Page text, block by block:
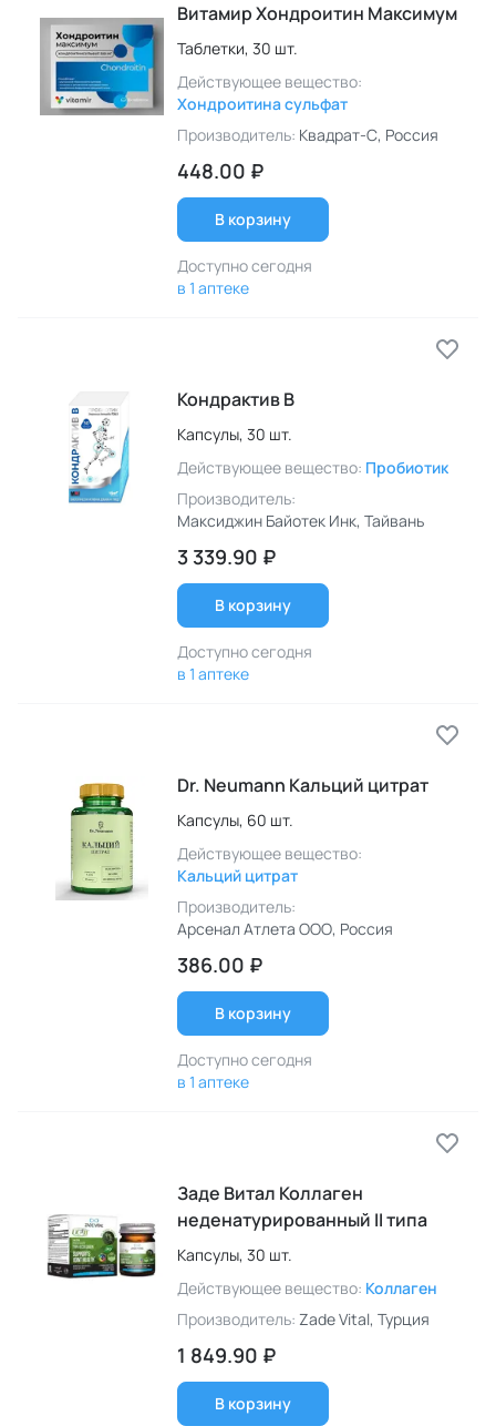
Витамир Хондроитин Максимум
Таблетки, 30 шт.
Действующее вещество:
Хондроитина сульфат
Производитель: Квадрат-С, Россия
448.00 ₽
В корзину
Доступно сегодня
в 1 аптеке
Кондрактив В
Капсулы, 30 шт.
Действующее вещество: Пробиотик
Производитель:
Максиджин Байотек Инк, Тайвань
3 339.90 ₽
В корзину
Доступно сегодня
в 1 аптеке
Dr. Neumann Кальций цитрат
Капсулы, 60 шт.
Действующее вещество:
Кальций цитрат
Производитель:
Арсенал Атлета ООО, Россия
386.00 ₽
В корзину
Доступно сегодня
в 1 аптеке
Заде Витал Коллаген
неденатурированный II типа
Капсулы, 30 шт.
Действующее вещество: Коллаген
Производитель: Zade Vital, Турция
1 849.90 ₽
В корзину